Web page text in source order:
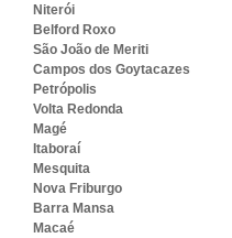
Niterói
Belford Roxo
São João de Meriti
Campos dos Goytacazes
Petrópolis
Volta Redonda
Magé
Itaboraí
Mesquita
Nova Friburgo
Barra Mansa
Macaé